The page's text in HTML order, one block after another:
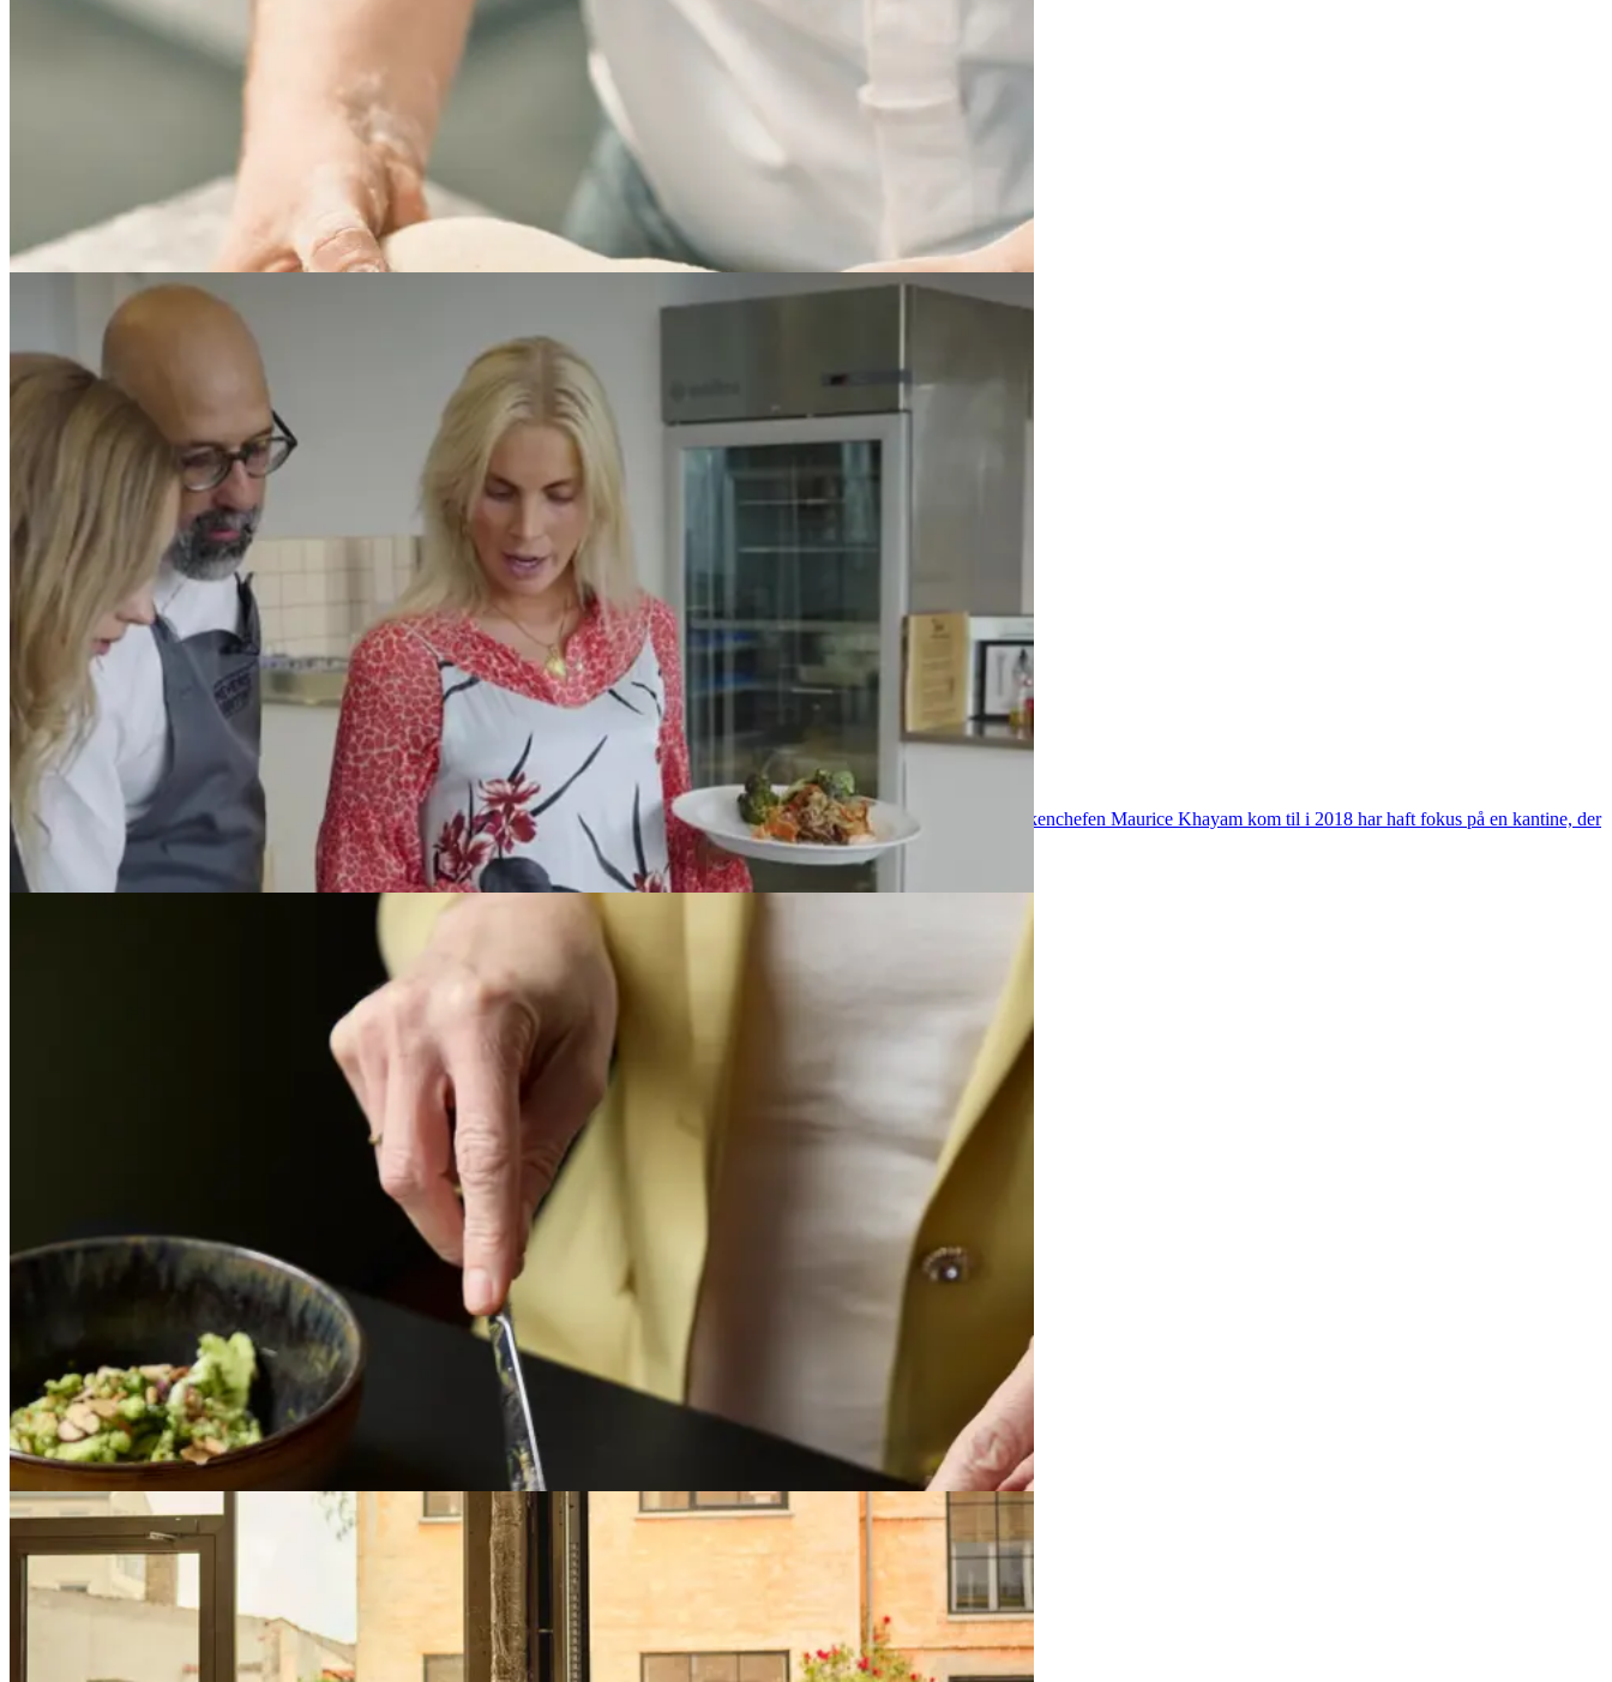
Samarbejdet mellem Nimb og Meyers er forankret i et fælles fokus på kvalitet, håndværk og de bedste råvarer.
Læs mere
Kantinedrift
Pension Danmark
Pension Danmark
Siden 2007 har PensionDanmark har haft en kantineordning fra Meyers. Alle årene har vi haft et tæt samarbejde, som særligt siden køkkenchefen Maurice Khayam kom til i 2018 har haft fokus på en kantine, der
forener innovation, velsmag og værtskab.
Læs mere
Sådan opnåede kantinen hos Hybel en skyhøj gæstetilfredshed
Hybel
I Horsens, hos tech-virksomheden Hybel, har kantinen opnået en helt enestående høj gæstetilfredshed på 97,47 ud af 100.